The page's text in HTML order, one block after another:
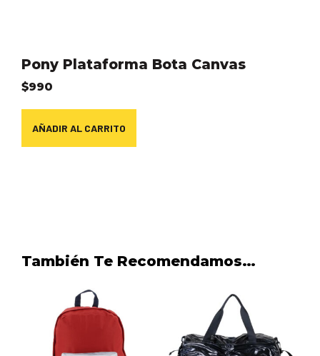
Pony Plataforma Bota Canvas
$990
AÑADIR AL CARRITO
También Te Recomendamos…